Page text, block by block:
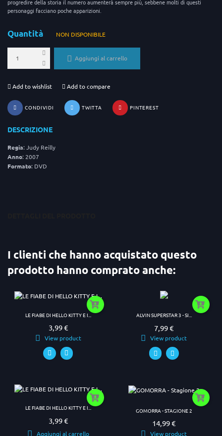
progredire della storia il numero aumenterà sempre più, sebbene molti di questi
personaggi facciano poche apparizioni.
Quantità NON DISPONIBILE
Aggiungi al carrello
Add to wishlist Add to compare
CONDIVIDI TWITTA PINTEREST
DESCRIZIONE
Regia: Judy Reilly
Anno: 2007
Formato: DVD
I clienti che hanno acquistato questo
prodotto hanno comprato anche:
LE FIABE DI HELLO KITTY E I...
Prezzo
3,99 €
View product
ALVIN SUPERSTAR 3 - SI...
Prezzo
7,99 €
View product
LE FIABE DI HELLO KITTY E I...
Prezzo
3,99 €
Aggiungi al carrello
GOMORRA - STAGIONE 2
Prezzo
14,99 €
View product